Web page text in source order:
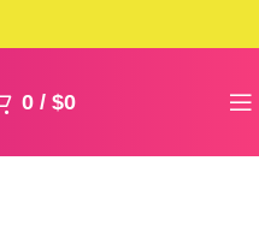
0 / $0